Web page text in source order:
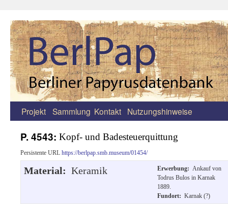
Zum
springen
Projekt Sammlung Kontakt Nutzungshinweise
P. 4543: Kopf- und Badesteuerquittung
Persistente URL https://berlpap.smb.museum/01454/
Material: Keramik Erwerbung: Ankauf von
Todrus Bulos in Karnak
1889.
Fundort: Karnak (?)